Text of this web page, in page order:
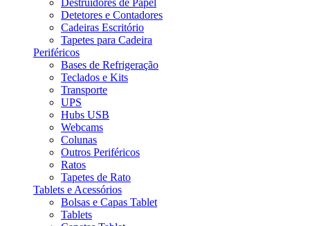
Destruidores de Papel
Detetores e Contadores
Cadeiras Escritório
Tapetes para Cadeira
Periféricos
Bases de Refrigeração
Teclados e Kits
Transporte
UPS
Hubs USB
Webcams
Colunas
Outros Periféricos
Ratos
Tapetes de Rato
Tablets e Acessórios
Bolsas e Capas Tablet
Tablets